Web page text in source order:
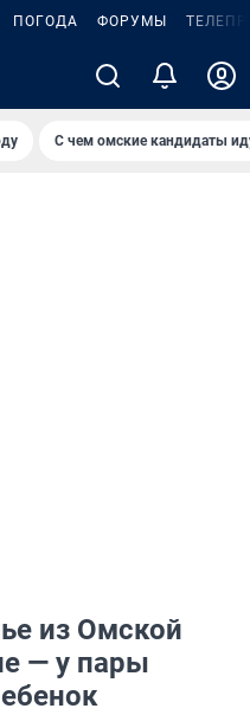
ПОГОДА ФОРУМЫ
С чем омские кандидаты
из Омской
— у пары